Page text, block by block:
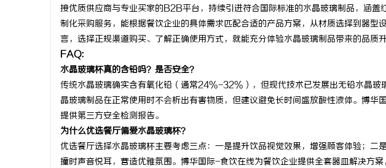
接优质供应商与专业买家的B2B平台，持续引进符合国际标准的水晶玻璃制品，涵盖
制化采购服务，能根据餐饮企业的具体需求匹配合适的产品方案，从材质选择到器型
言，选择正规渠道购买、了解正确使用方式，就能充分体验水晶玻璃制品带来的品质升
FAQ:
水晶玻璃杯真的含铅吗？是否安全？
传统水晶玻璃确实含有氧化铅（通常24%-32%），但现代技术已发展出无铅水晶玻
晶玻璃制品在正常使用时不会析出有害物质，但建议避免长时间盛放酸性液体。博
提供第三方安全检测报告。
为什么优选餐厅偏爱水晶玻璃杯？
优选餐厅选择水晶玻璃杯主要考虑三点：一是提升饮品视觉效果，增强顾客体验；二
撞时声音悦耳，营造优雅氛围。博华国际-食饮在线为餐饮企业提供全套器皿解决方案